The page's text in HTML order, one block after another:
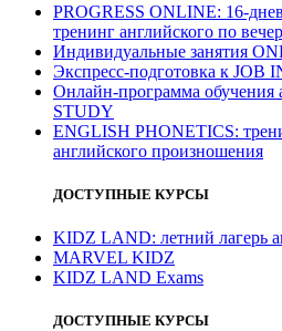
PROGRESS ONLINE: 16-
тренинг английского по
Индивидуальные занятия
Экспресс-подготовка к JOB
Онлайн-программа обучения
STUDY
ENGLISH PHONETICS:
английского произношения
ДОСТУПНЫЕ КУРСЫ
KIDZ LAND: летний лагерь
MARVEL KIDZ
KIDZ LAND Exams
ДОСТУПНЫЕ КУРСЫ